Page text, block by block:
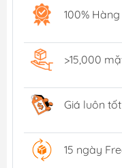
100%
>15,000
Giá luôn
15 ngày